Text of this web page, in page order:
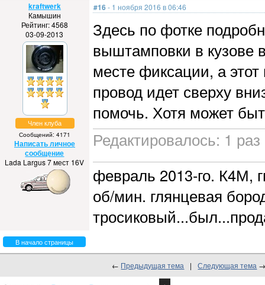
kraftwerk
Камышин
Рейтинг: 4568
03-09-2013
Член клуба
Сообщений: 4171
Написать личное
сообщение
Lada Largus 7 мест 16V
#16- 1 ноября 2016 в 06:46
Здесь по фотке
выштамповки в кузове
месте фиксации, а
провод идет сверху
помочь. Хотя может
Редактировалось: 1
февраль 2013-го. К4М,
об/мин. глянцевая
В начало страницы
← Предыдущая тема | Следующая тема